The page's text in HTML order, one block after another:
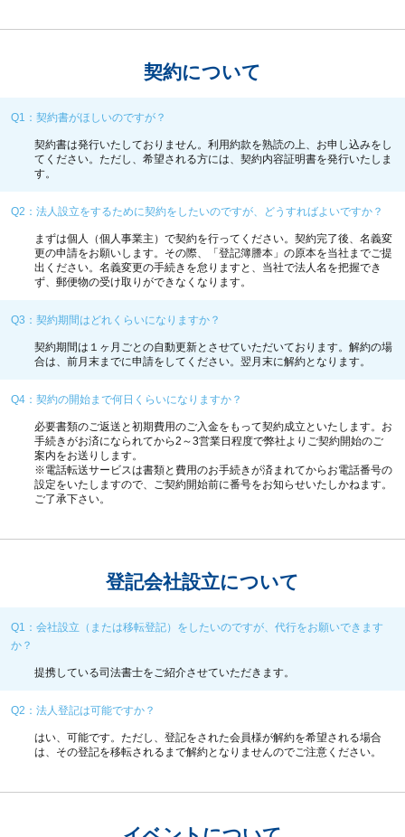
契約について
Q1：契約書がほしいのですが？
契約書は発行いたしておりません。利用約款を熟読の上、お申し込みをし
てください。ただし、希望される方には、契約内容証明書を発行いたしま
す。
Q2：法人設立をするために契約をしたいのですが、どうすればよいですか？
まずは個人（個人事業主）で契約を行ってください。契約完了後、名義変
更の申請をお願いします。その際、「登記簿謄本」の原本を当社までご提
出ください。名義変更の手続きを怠りますと、当社で法人名を把握でき
ず、郵便物の受け取りができなくなります。
Q3：契約期間はどれくらいになりますか？
契約期間は１ヶ月ごとの自動更新とさせていただいております。解約の場
合は、前月末までに申請をしてください。翌月末に解約となります。
Q4：契約の開始まで何日くらいになりますか？
必要書類のご返送と初期費用のご入金をもって契約成立といたします。お
手続きがお済になられてから2～3営業日程度で弊社よりご契約開始のご
案内をお送りします。
※電話転送サービスは書類と費用のお手続きが済まれてからお電話番号の
設定をいたしますので、ご契約開始前に番号をお知らせいたしかねます。
ご了承下さい。
登記会社設立について
Q1：会社設立（または移転登記）をしたいのですが、代行をお願いできます
か？
提携している司法書士をご紹介させていただきます。
Q2：法人登記は可能ですか？
はい、可能です。ただし、登記をされた会員様が解約を希望される場合
は、その登記を移転されるまで解約となりませんのでご注意ください。